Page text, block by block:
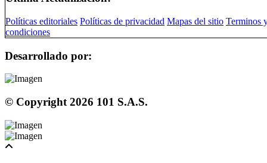
Políticas editoriales Políticas de privacidad Mapas del sitio Terminos
condiciones
Desarrollado por:
© Copyright 2026 101 S.A.S.